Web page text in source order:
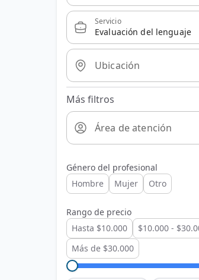
Evaluación del lenguaje
Servicio
Ubicación
Más filtros
Área de atención
Género del profesional
Hombre
Mujer Otro
Rango de precio
Hasta $10.000
$10.000 -
Más de $30.000